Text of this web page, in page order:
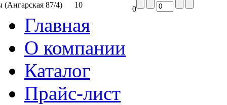
87/4)
10 0
Главная
О компании
Каталог
Прайс-лист